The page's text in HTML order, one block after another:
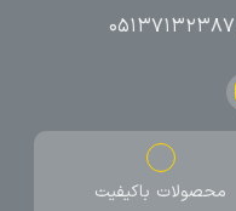
۰۵۱۳۷۱۳۲۳۸۷
محصولات باکیفیت